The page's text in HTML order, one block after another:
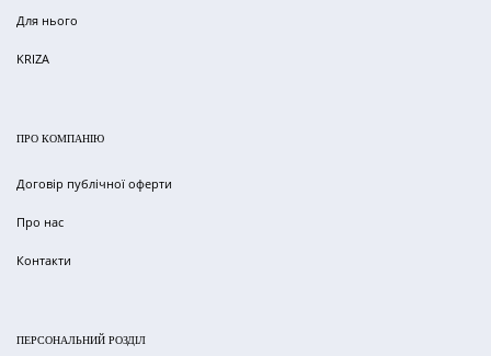
Для нього
KRIZA
ПРО КОМПАНІЮ
Договір публічної оферти
Про нас
Контакти
ПЕРСОНАЛЬНИЙ РОЗДІЛ